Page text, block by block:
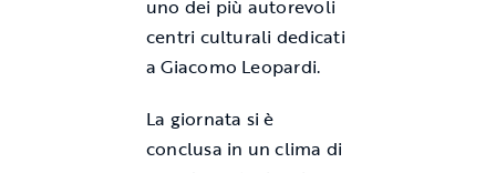
uno dei più autorevoli
centri culturali dedicati
a Giacomo Leopardi.
La giornata si è
conclusa in un clima di